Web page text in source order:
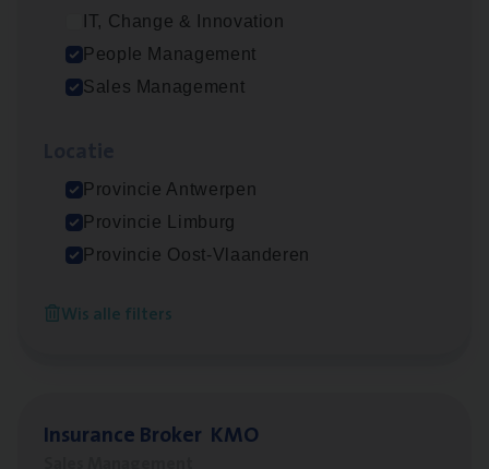
IT, Change & Innovation
People Management
Sales Management
Provincie Antwerpen
Provincie Limburg
Provincie Oost-Vlaanderen
Wis alle filters
Scha­de Expert Fleet
Insu­ran­ce Bro­ker Trans­port&
Antwerpen
Insu­ran­ce Bro­ker KMO